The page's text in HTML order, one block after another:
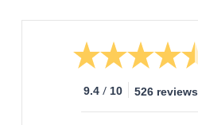
9.4 / 10 526 reviews